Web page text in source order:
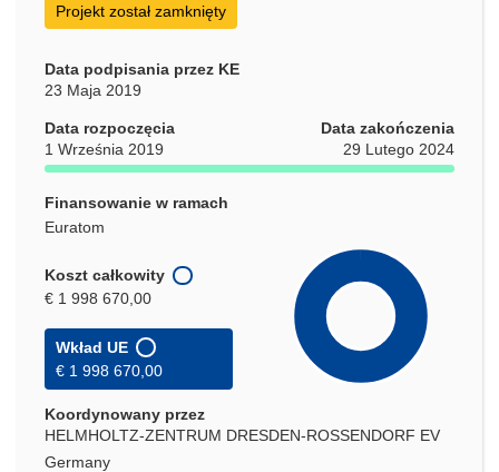
Projekt został zamknięty
Data podpisania przez KE
23 Maja 2019
Data rozpoczęcia
1 Września 2019
Data zakończenia
29 Lutego 2024
Finansowanie w ramach
Euratom
Koszt całkowity
€ 1 998 670,00
Wkład UE
€ 1 998 670,00
Koordynowany przez
HELMHOLTZ-ZENTRUM DRESDEN-ROSSENDORF EV
Germany